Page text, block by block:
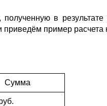
в
приведём пример расчета
Сумма